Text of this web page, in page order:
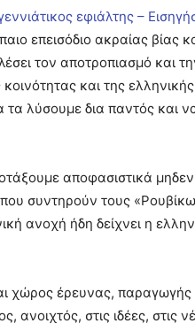
εφιάλτης –
επεισόδιο ακραίας βίας
τον αποτροπιασμό και
και της
τα λύσουμε δια παντός
αποφασιστικά
συντηρούν τους
ανοχή ήδη δείχνει η
χώρος έρευνας,
ανοιχτός, στις ιδέες,